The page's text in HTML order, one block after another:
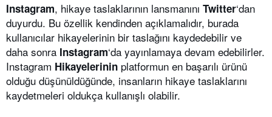
Instagram, hikaye taslaklarının lansmanını Twitter‘dan
duyurdu. Bu özellik kendinden açıklamalıdır, burada
kullanıcılar hikayelerinin bir taslağını kaydedebilir ve
daha sonra Instagram‘da yayınlamaya devam edebilirler.
Instagram Hikayelerinin platformun en başarılı ürünü
olduğu düşünüldüğünde, insanların hikaye taslaklarını
kaydetmeleri oldukça kullanışlı olabilir.